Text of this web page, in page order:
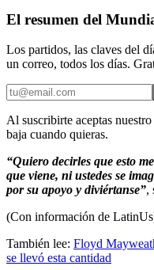
El resumen del
Los partidos, las claves del
un correo, todos los días.
Al suscribirte aceptas nuestro
baja cuando quieras.
“Quiero decirles que esto
que viene, ni ustedes se
por su apoyo y diviértanse”,
(Con información de
También lee: Floyd
se llevó esta cantidad